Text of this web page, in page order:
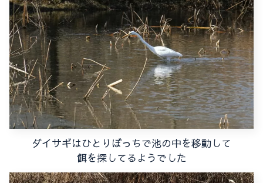
ダイサギはひとりぼっちで池の中を移動して
餌を探してるようでした